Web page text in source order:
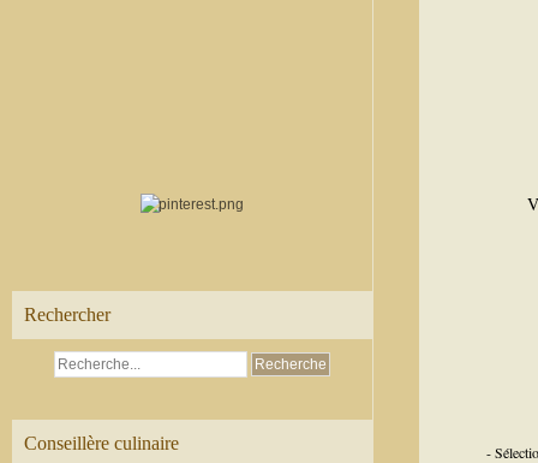
Rechercher
Conseillère culinaire -